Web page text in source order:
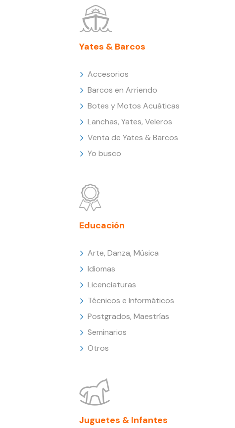
Yates & Barcos
Accesorios
Barcos en Arriendo
Botes y Motos Acuáticas
Lanchas, Yates, Veleros
Venta de Yates & Barcos
Yo busco
Educación
Arte, Danza, Música
Idiomas
Licenciaturas
Técnicos e Informáticos
Postgrados, Maestrías
Seminarios
Otros
Juguetes & Infantes